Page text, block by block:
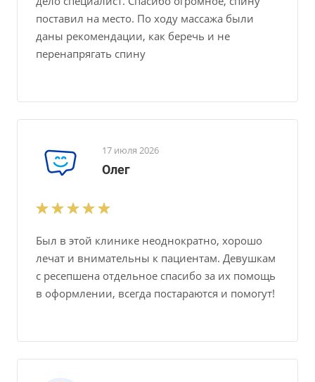
поставил на место. По ходу массажа были
даны рекомендации, как беречь и не
перенапрягать спину
17 июля 2026
Олег
Был в этой клинике неоднократно, хорошо
лечат и внимательны к пациентам. Девушкам
с ресепшена отдельное спасибо за их помощь
в оформлении, всегда постараются и помогут!